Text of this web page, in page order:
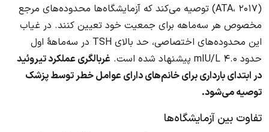
(ATA، ۲۰۱۷) توصیه می‌کند که آزمایشگاه‌ها محدوده‌های مرجع
مخصوص هر سه‌ماهه برای جمعیت خود تعیین کنند. در غیاب
این محدوده‌های اختصاصی، حد بالای TSH در سه‌ماههٔ اول
حدود ۴.۰ mIU/L پیشنهاد شده است.
غربالگری عملکرد تیروئید
در ابتدای بارداری برای خانم‌های دارای عوامل خطر توسط پزشک
توصیه می‌شود.
تفاوت بین آزمایشگاه‌ها